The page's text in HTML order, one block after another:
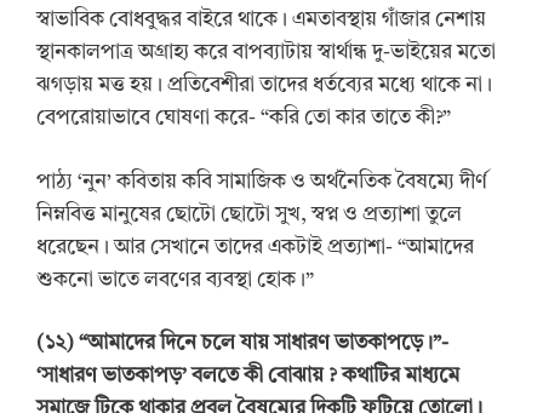
স্বাভাবিক বোধবুদ্ধর বাইরে থাকে। এমতাবস্থায় গাঁজার নেশায়
স্থানকালপাত্র অগ্রাহ্য করে বাপব্যাটায় স্বার্থান্ধ দু-ভাইয়ের মতো
ঝগড়ায় মত্ত হয়। প্রতিবেশীরা তাদের ধর্তব্যের মধ্যে থাকে না।
বেপরোয়াভাবে ঘোষণা করে- “করি তো কার তাতে কী?”
পাঠ্য ‘নুন’ কবিতায় কবি সামাজিক ও অর্থনৈতিক বৈষম্যে দীর্ণ
নিম্নবিত্ত মানুষের ছোটো ছোটো সুখ, স্বপ্ন ও প্রত্যাশা তুলে
ধরেছেন। আর সেখানে তাদের একটাই প্রত্যাশা- “আমাদের
শুকনো ভাতে লবণের ব্যবস্থা হোক।”
(১২) “আমাদের দিনে চলে যায় সাধারণ ভাতকাপড়ে।”-
‘সাধারণ ভাতকাপড়’বলতে কী বোঝায় ? কথাটির মাধ্যমে